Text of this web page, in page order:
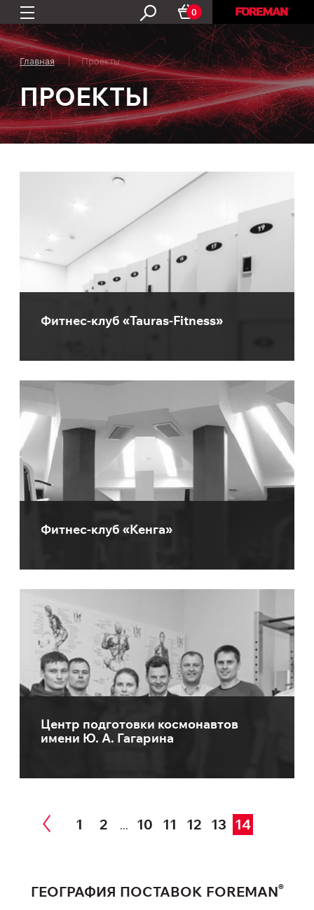
0
Главная Проекты
ПРОЕКТЫ
Фитнес-клуб «Tauras-Fitness»
Фитнес-клуб «Кенга»
Центр подготовки космонавтов
имени Ю. А. Гагарина
1 2 ... 10 11 12 13 14
ГЕОГРАФИЯ ПОСТАВОК FOREMAN®